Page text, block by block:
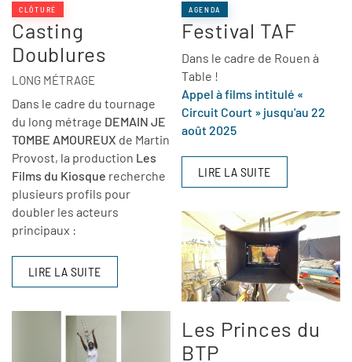
CLÔTURÉ
Casting
Doublures
LONG MÉTRAGE
Dans le cadre du tournage
du long métrage DEMAIN JE
TOMBE AMOUREUX de Martin
Provost, la production Les
Films du Kiosque recherche
plusieurs profils pour
doubler les acteurs
principaux :
LIRE LA SUITE
AGENDA
Festival TAF
Dans le cadre de Rouen à
Table !
Appel à films intitulé «
Circuit Court » jusqu'au 22
août 2025
LIRE LA SUITE
Les Princes du
BTP